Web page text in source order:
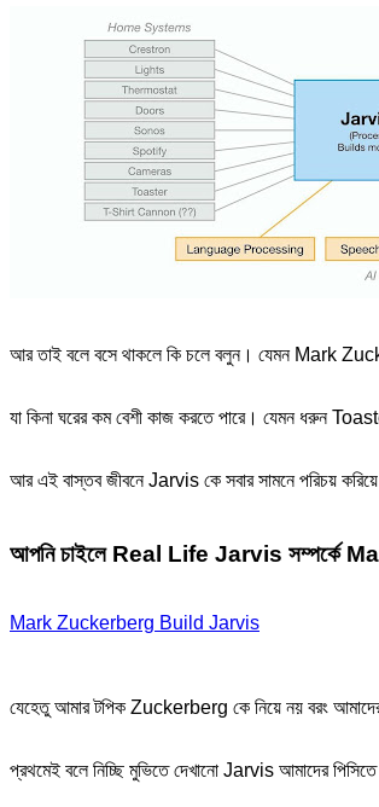
আর তাই বলে বসে থাকলে কি চলে বলুন। যেমন Mark
যা কিনা ঘরের কম বেশী কাজ করতে পারে। যেমন ধরুন
আর এই বাস্তব জীবনে Jarvis কে সবার সামনে পরিচয়
আপনি চাইলে Real Life Jarvis সম্পর্কে
Mark Zuckerberg Build Jarvis
যেহেতু আমার টপিক Zuckerberg কে নিয়ে নয় বরং
প্রথমেই বলে নিচ্ছি মুভিতে দেখানো Jarvis আমাদের